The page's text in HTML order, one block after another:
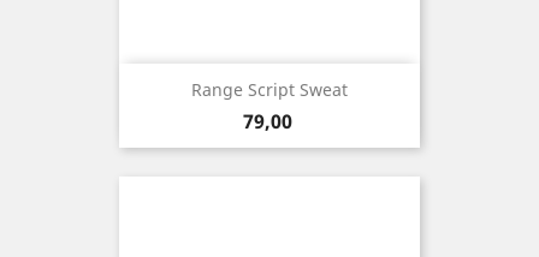
Range Script Sweat
Precio
79,00